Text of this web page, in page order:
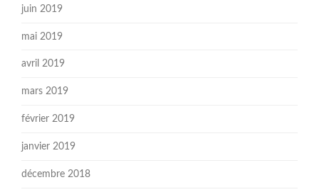
juin 2019
mai 2019
avril 2019
mars 2019
février 2019
janvier 2019
décembre 2018